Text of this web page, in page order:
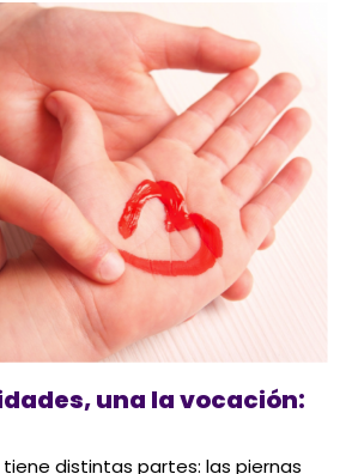
una la vocación:
tiene distintas partes: las piernas